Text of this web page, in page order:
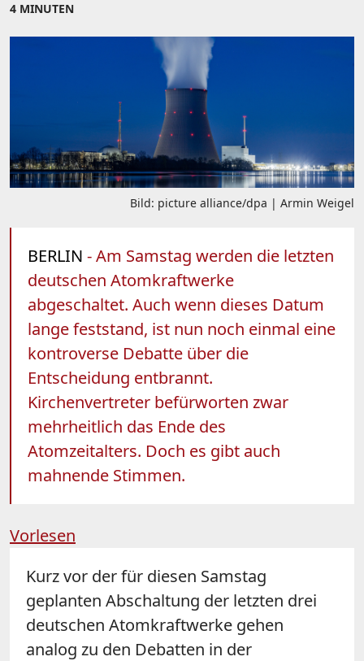
4 MINUTEN
Bild: picture alliance/dpa | Armin Weigel
BERLIN - Am Samstag werden die letzten
deutschen Atomkraftwerke
abgeschaltet. Auch wenn dieses Datum
lange feststand, ist nun noch einmal eine
kontroverse Debatte über die
Entscheidung entbrannt.
Kirchenvertreter befürworten zwar
mehrheitlich das Ende des
Atomzeitalters. Doch es gibt auch
mahnende Stimmen.
Vorlesen
Kurz vor der für diesen Samstag
geplanten Abschaltung der letzten drei
deutschen Atomkraftwerke gehen
analog zu den Debatten in der